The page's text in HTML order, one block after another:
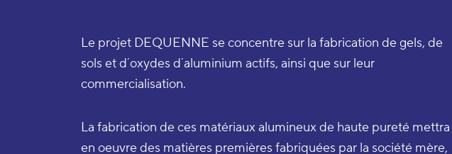
Le projet DEQUENNE se concentre sur la fabrication de gels, de
sols et d´oxydes d´aluminium actifs, ainsi que sur leur
commercialisation.
La fabrication de ces matériaux alumineux de haute pureté mettra
en oeuvre des matières premières fabriquées par la société mère,